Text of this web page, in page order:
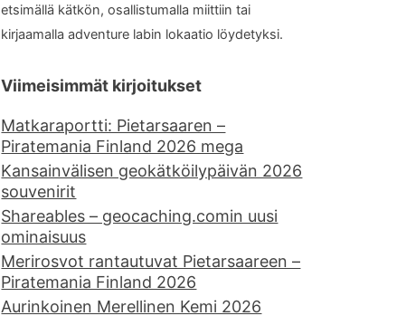
etsimällä kätkön, osallistumalla miittiin tai
kirjaamalla adventure labin lokaatio löydetyksi.
Viimeisimmät kirjoitukset
Matkaraportti: Pietarsaaren –
Piratemania Finland 2026 mega
Kansainvälisen geokätköilypäivän 2026
souvenirit
Shareables – geocaching.comin uusi
ominaisuus
Merirosvot rantautuvat Pietarsaareen –
Piratemania Finland 2026
Aurinkoinen Merellinen Kemi 2026